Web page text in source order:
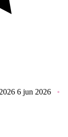
6 jun 2026